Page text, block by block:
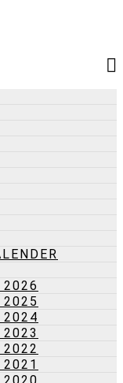
2026
2025
2024
2023
2022
2021